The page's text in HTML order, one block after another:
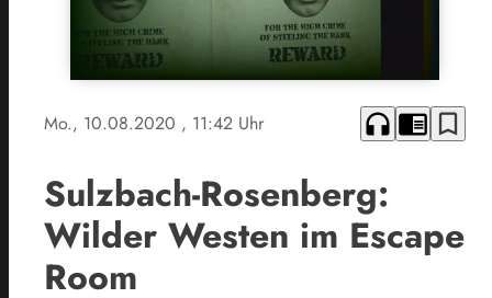
Mo., 10.08.2020 , 11:42 Uhr headphones chrome_reader_mode bookmark_border
Sulzbach-Rosenberg:
Wilder Westen im Escape
Room